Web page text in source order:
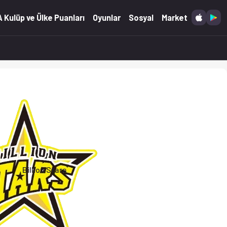
Kulüp ve Ülke Puanları Oyunlar Sosyal Market
Billion Stars